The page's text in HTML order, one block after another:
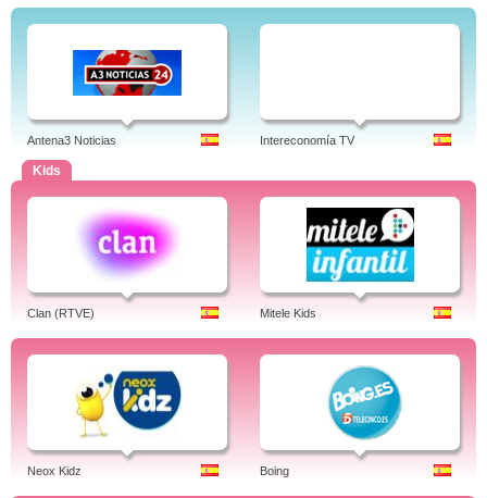
Antena3 Noticias Intereconomía TV
Kids
Clan (RTVE) Mitele Kids
Neox Kidz Boing